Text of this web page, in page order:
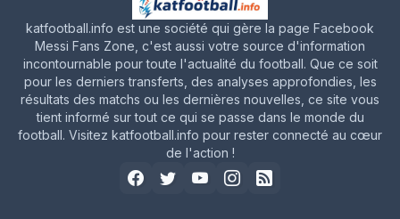
katfootball.info est une société qui gère la page Facebook
Messi Fans Zone, c'est aussi votre source d'information
incontournable pour toute l'actualité du football. Que ce soit
pour les derniers transferts, des analyses approfondies, les
résultats des matchs ou les dernières nouvelles, ce site vous
tient informé sur tout ce qui se passe dans le monde du
football. Visitez katfootball.info pour rester connecté au cœur
de l'action !